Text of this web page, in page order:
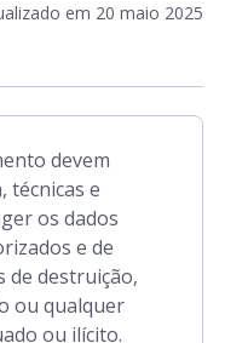
em 20 maio 2025
devem
técnicas e
os dados
e de
de destruição,
ou qualquer
ou ilícito.